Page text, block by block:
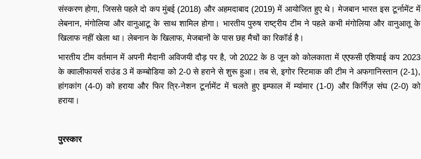
संस्करण होगा, जिससे पहले दो कप मुंबई (2018) और अहमदाबाद (2019) में आयोजित हुए थे। मेजबान भारत इस टूर्नामेंट में
लेबनान, मंगोलिया और वानुआटू के साथ शामिल होगा। भारतीय पुरुष राष्ट्रीय टीम ने पहले कभी मंगोलिया और वानुआतू के
खिलाफ नहीं खेला था। लेबनान के खिलाफ, मेजबानों के पास छह मैचों का रिकॉर्ड है।
भारतीय टीम वर्तमान में अपनी मैदानी अविजयी दौड़ पर है, जो 2022 के 8 जून को कोलकाता में एएफसी एशियाई कप 2023
के क्वालीफायर्स राउंड 3 में कम्बोडिया को 2-0 से हराने से शुरू हुआ। तब से, इगोर स्टिमाक की टीम ने अफगानिस्तान (2-1),
हांगकांग (4-0) को हराया और फिर त्रि-नेशन टूर्नामेंट में चलते हुए इम्फाल में म्यांमार (1-0) और किर्गिज़ संघ (2-0) को
हराया।
पुरस्कार